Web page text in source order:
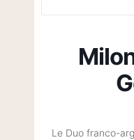
Le Duo franco-